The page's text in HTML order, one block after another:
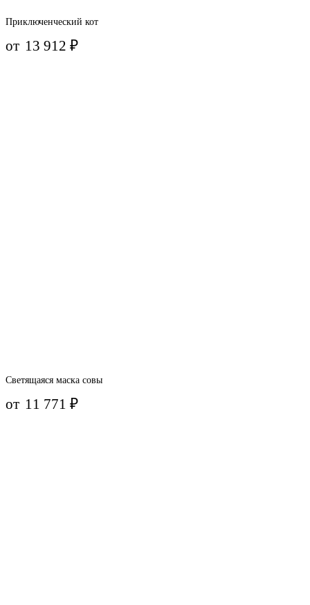
Приключенческий кот
от 13 912₽
Светящаяся маска совы
от 11 771₽